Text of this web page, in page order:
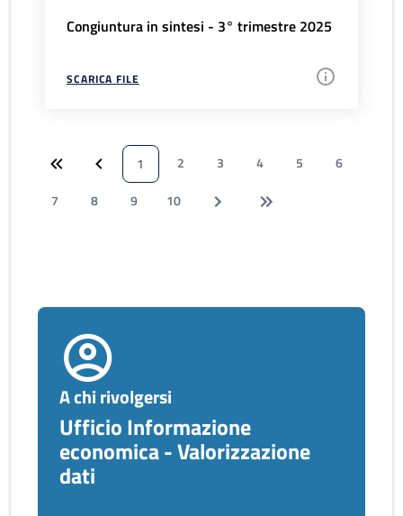
Congiuntura in sintesi - 3° trimestre 2025
SCARICA FILE
1 2 3 4 5
6
7
8 9 10
A chi rivolgersi
Ufficio Informazione
economica - Valorizzazione
dati